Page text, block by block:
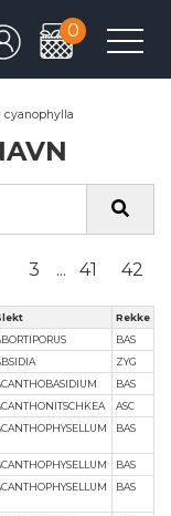
0
cyanophylla
3 ... 41 42
Rekke
BAS
ZYG
BAS
ASC
BAS
BAS
BAS